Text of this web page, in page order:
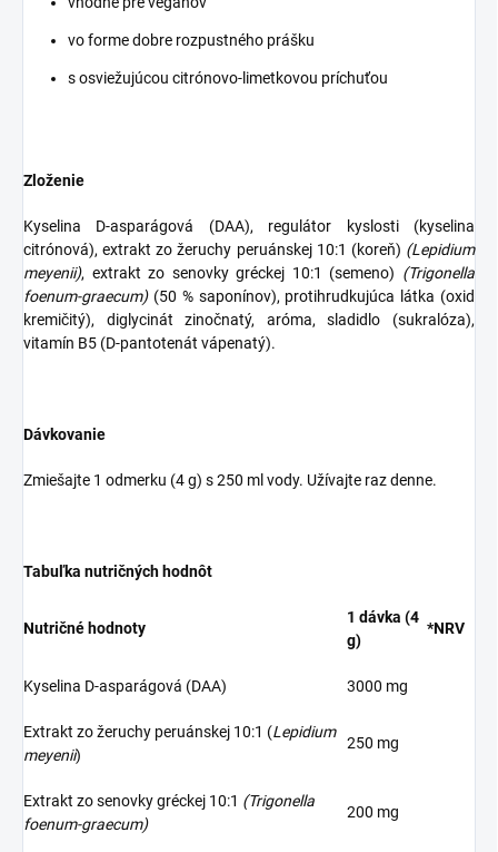
vo forme dobre rozpustného prášku
s osviežujúcou citrónovo-limetkovou príchuťou
Zloženie
Kyselina D-asparágová (DAA), regulátor kyslosti (kyselina
citrónová), extrakt zo žeruchy peruánskej 10:1 (koreň) (Lepidium
meyenii), extrakt zo senovky gréckej 10:1 (semeno) (Trigonella
foenum-graecum)(50 % saponínov), protihrudkujúca látka (oxid
kremičitý), diglycinát zinočnatý, aróma, sladidlo (sukralóza),
vitamín B5 (D-pantotenát vápenatý).
Dávkovanie
Zmiešajte 1 odmerku (4 g) s 250 ml vody. Užívajte raz denne.
Tabuľka nutričných hodnôt
Nutričné hodnoty
1 dávka (4
g)
*NRV
Kyselina D-asparágová (DAA) 3000 mg
Extrakt zo žeruchy peruánskej 10:1 (Lepidium
meyenii)
250 mg
Extrakt zo senovky gréckej 10:1 (Trigonella
foenum-graecum)
200 mg